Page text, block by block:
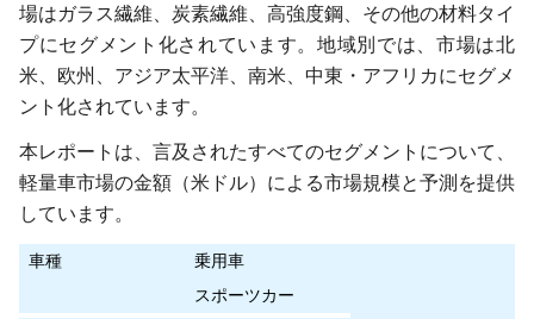
場はガラス繊維、炭素繊維、高強度鋼、その他の材料タイ
プにセグメント化されています。地域別では、市場は北
米、欧州、アジア太平洋、南米、中東・アフリカにセグメ
ント化されています。
本レポートは、言及されたすべてのセグメントについて、
軽量車市場の金額（米ドル）による市場規模と予測を提供
しています。
車種
乗用車
スポーツカー